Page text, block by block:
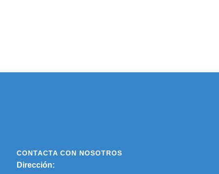
CONTACTA CON NOSOTROS
Dirección: